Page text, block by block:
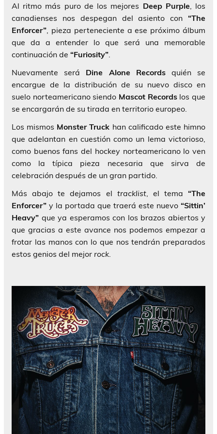
Al ritmo más puro de los mejores Deep Purple , los
canadienses nos despegan del asiento con “The
Enforcer” , pieza perteneciente a ese próximo álbum
que da a entender lo que será una memorable
continuación de “Furiosity”
Nuevamente será Dine Alone Recordsquién se
encargue de la distribución de su nuevo disco en
suelo norteamericano siendo Mascot Recordslos que
se encargarán de su tirada en territorio europeo.
Los mismos Monster Truck han calificado este himno
que adelantan en cuestión como un lema victorioso,
como buenos fans del hockey norteamericano lo ven
como la típica pieza necesaria que sirva de
celebración después de un gran partido.
Más abajo te dejamos el tracklist, el tema “The
Enforcer” y la portada que traerá este nuevo “Sittin’
Heavy” que ya esperamos con los brazos abiertos y
que gracias a este avance nos podemos empezar a
frotar las manos con lo que nos tendrán preparados
estos genios del mejor rock